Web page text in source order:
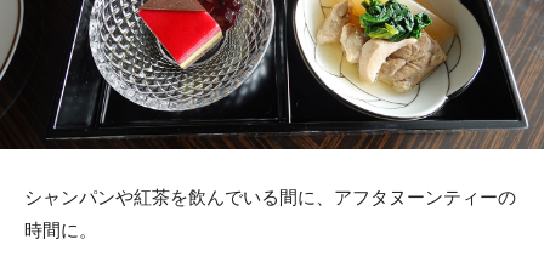
シャンパンや紅茶を飲んでいる間に、アフタヌーンティーの
時間に。